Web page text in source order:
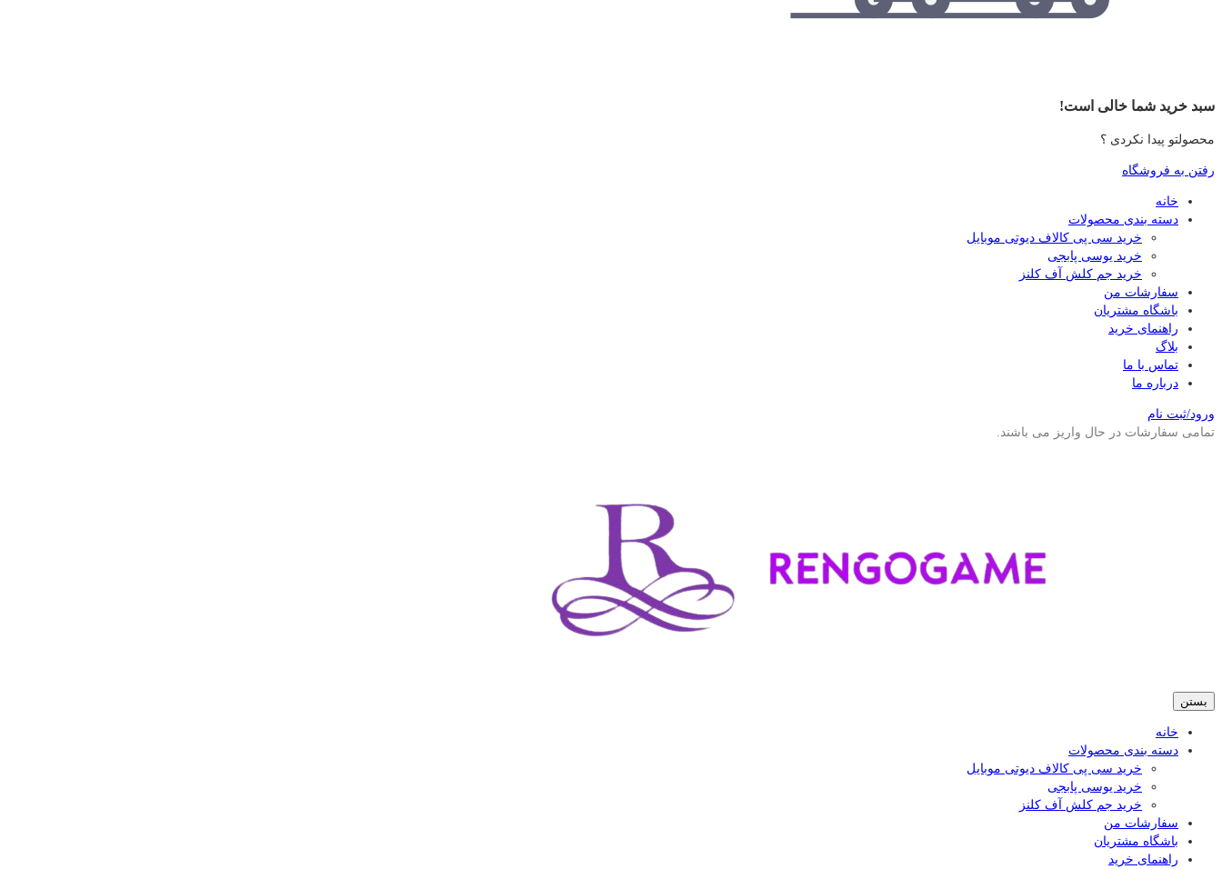
سبد خرید شما خالی است!
محصولتو پیدا نکردی ؟
رفتن به فروشگاه
خانه
دسته بندی محصولات
خرید سی پی کالاف دیوتی موبایل
خرید یوسی پابجی
خرید جم کلش آف کلنز
سفارشات من
باشگاه مشتریان
راهنمای خرید
بلاگ
تماس با ما
درباره ما
ورود/ثبت نام
تمامی سفارشات در حال واریز می باشند.
بستن
خانه
دسته بندی محصولات
خرید سی پی کالاف دیوتی موبایل
خرید یوسی پابجی
خرید جم کلش آف کلنز
سفارشات من
باشگاه مشتریان
راهنمای خرید